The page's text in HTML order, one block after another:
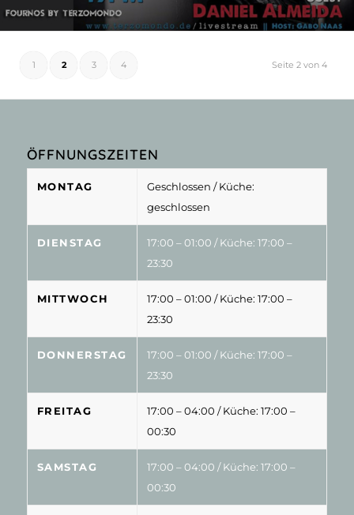
Seite 2 von 4
1 2 3 4
ÖFFNUNGSZEITEN
MONTAG Geschlossen / Küche:
geschlossen
DIENSTAG 17:00 – 01:00 / Küche: 17:00 –
23:30
MITTWOCH 17:00 – 01:00 / Küche: 17:00 –
23:30
DONNERSTAG 17:00 – 01:00 / Küche: 17:00 –
23:30
FREITAG 17:00 – 04:00 / Küche: 17:00 –
00:30
SAMSTAG 17:00 – 04:00 / Küche: 17:00 –
00:30